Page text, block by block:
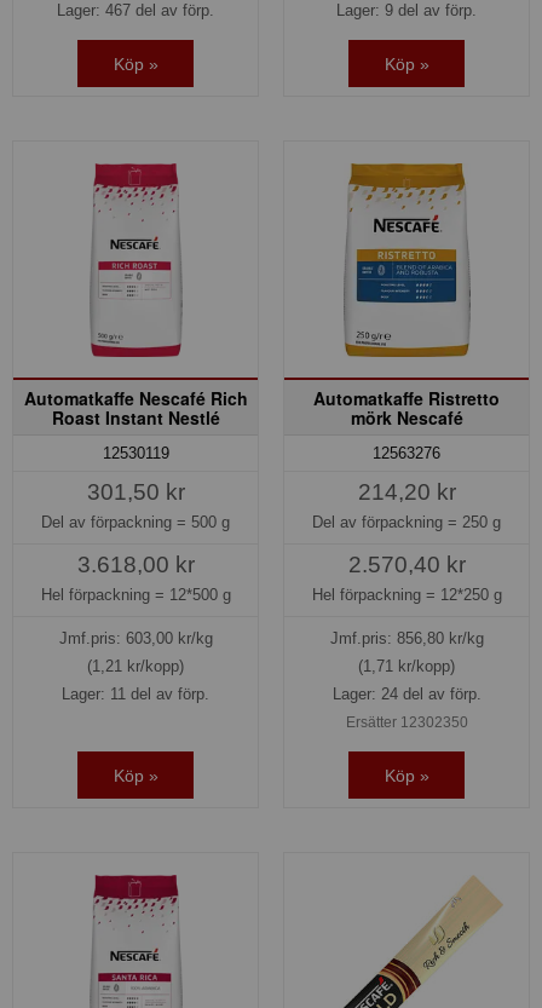
Lager: 467 del av förp.
Köp »
Lager: 9 del av förp.
Köp »
Automatkaffe Nescafé Rich
Roast Instant Nestlé
12530119
301,50 kr
Del av förpackning = 500 g
3.618,00 kr
Hel förpackning = 12*500 g
Jmf.pris: 603,00kr/kg
(1,21 kr/kopp)
Lager: 11 del av förp.
Köp »
Automatkaffe Ristretto
mörk Nescafé
12563276
214,20 kr
Del av förpackning = 250 g
2.570,40 kr
Hel förpackning = 12*250 g
Jmf.pris: 856,80kr/kg
(1,71 kr/kopp)
Lager: 24 del av förp.
Ersätter 12302350
Köp »